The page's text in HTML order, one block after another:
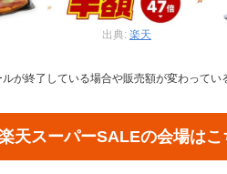
出典: 楽天
が終了している場合や販売額が変わってい
天スーパーSALEの会場はこ